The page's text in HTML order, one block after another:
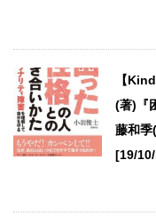
【
(著)『
藤和季
[19/